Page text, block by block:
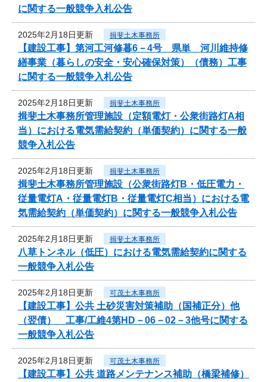
に関する一般競争入札公告
2025年2月18日更新 揖斐土木事務所
【建設工事】第河工河修暮6－4号 県単 河川維持修
繕事業（暮らしの安全・安心確保対策）（債務）工事
に関する一般競争入札公告
2025年2月18日更新 揖斐土木事務所
揖斐土木事務所管理施設（定額電灯・公衆街路灯A相
当）における電気需給契約（単価契約）に関する一般
競争入札公告
2025年2月18日更新 揖斐土木事務所
揖斐土木事務所管理施設（公衆街路灯B・低圧電力・
従量電灯A・従量電灯B・従量電灯C相当）における電
気需給契約（単価契約）に関する一般競争入札公告
2025年2月18日更新 揖斐土木事務所
八草トンネル（低圧）における電気需給契約に関する
一般競争入札公告
2025年2月18日更新 可茂土木事務所
【建設工事】公共 土砂災害対策補助（国補正分）他
（翌債） 工事/工維4第HD－06－02－3他号に関する
一般競争入札公告
2025年2月18日更新 可茂土木事務所
【建設工事】公共 道路メンテナンス補助（橋梁補修）